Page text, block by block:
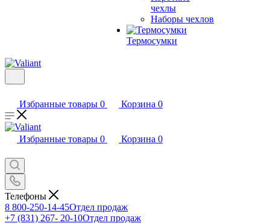
чехлы
Наборы чехлов
Термосумки
Избранные товары 0 Корзина 0
Избранные товары 0 Корзина 0
Телефоны
8 800-250-14-45Отдел продаж
+7 (831) 267- 20-10Отдел продаж